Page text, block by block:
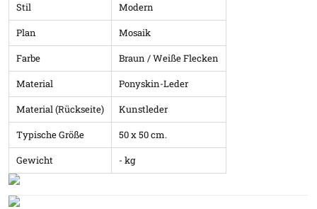
Stil
Modern
Plan
Mosaik
Farbe
Braun / Weiße Flecken
Material
Ponyskin-Leder
Material (Rückseite)
Kunstleder
Typische Größe
50 x 50 cm.
Gewicht
- kg